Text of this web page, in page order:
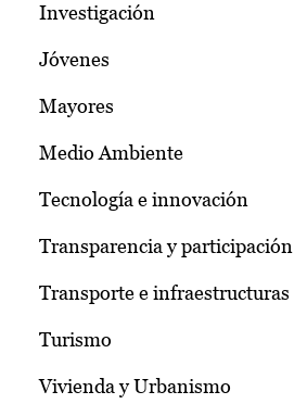
Investigación
Jóvenes
Mayores
Medio Ambiente
Tecnología e innovación
Transparencia y participación
Transporte e infraestructuras
Turismo
Vivienda y Urbanismo